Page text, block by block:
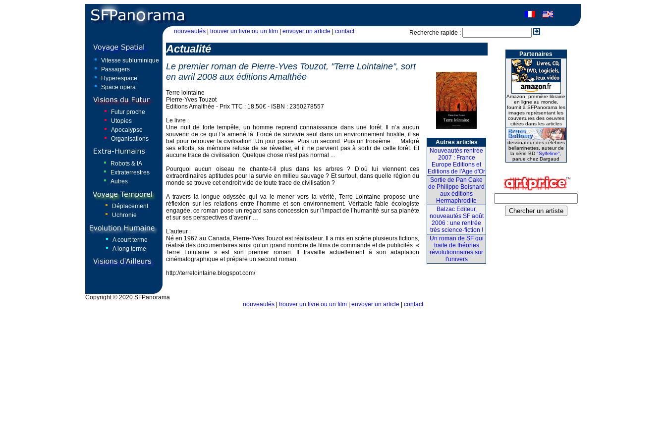
nouveautés trouver un livre ou un film envoyer un article contact Recherche rapide :
Vitesse subluminique
Passagers
Hyperespace
Space opera
Futur proche
Utopies
Apocalypse
Organisations
Robots & IA
Extraterrestres
Autres
Déplacement
Uchronie
A court terme
A long terme
Actualité
Le premier roman de Pierre-Yves Touzot, "Terre Lointaine", sort
en avril 2008 aux éditions Amalthée
Terre lointaine
Pierre-Yves Touzot
Editions Amalthée - Prix TTC : 18,50€ - ISBN : 2350278557
Le livre :
Une nuit de forte tempête, un homme reprend connaissance dans une forêt. Il n’a aucun
souvenir de ce qui l’a amené là. Forcé de survivre seul dans un environnement hostile, il se
bat pour retrouver la civilisation. Un jour passe. Puis un second. Puis un troisième … Malgré
ses efforts, sa mémoire refuse de se réveiller, et il ne parvient pas à sortir de cette forêt. Et
aucune trace de civilisation. Quelque chose n'est pas normal ...
Pourquoi aucun oiseau ne chante-t-il plus dans les arbres ? D’où lui viennent ces
extraordinaires aptitudes pour la survie en milieu sauvage ? Et surtout, dans quelle région du
monde se trouve cet endroit vide de toute trace de civilisation ?
A travers la longue odyssée qui va le mener vers la vérité, Terre Lointaine propose une
réflexion sur les relations entre l’homme et son environnement. Véritable fable écologiste
engagée, ce roman pose un regard sans concession sur l’impact de l’humanité sur sa planète
et sur ses perspectives d’avenir …
L'auteur :
Né en 1967 au Canada, Pierre-Yves Touzot est réalisateur. Il a mis en scène plusieurs fictions,
réalisé des documentaires ainsi qu’un grand nombre de films de commande et de publicités. «
Terre Lointaine » est son premier roman. Il travaille actuellement à son adaptation
cinématographique et prépare un second roman.
http://terrelointaine.blogspot.com/
Autres articles
Nouveautés rentrée
2007 : France
Europe Editions et
Editions de l'Age d'Or
Sortie de Pan Cake
de Philippe Boisnard
aux éditions
Hermaphrodite
Balzac Editeur,
nouveautés SF août
2006 : une rentrée
très science-fiction !
Un roman de SF qui
traite de théories
révolutionnaires sur
l'univers
Partenaires
Amazon, première librairie
en ligne au monde,
fournit à SFPanorama les
images représentant les
couvertures des oeuvres
citées dans les articles
dessinateur des célèbres
bellaminettes, auteur de
la série BD "Sylfeline",
parue chez Dargaud
Copyright © 2020 SFPanorama
nouveautés
trouver un livre ou un film envoyer un article contact